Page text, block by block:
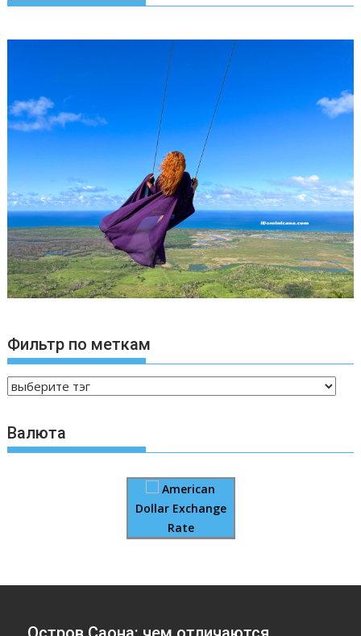
Фильтр по меткам
Валюта
American
Dollar Exchange
Rate